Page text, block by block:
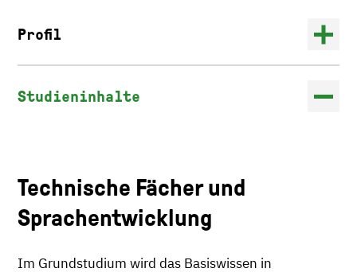
Profil
Studieninhalte
Technische Fächer und
Sprachentwicklung
Im Grundstudium wird das Basiswissen in